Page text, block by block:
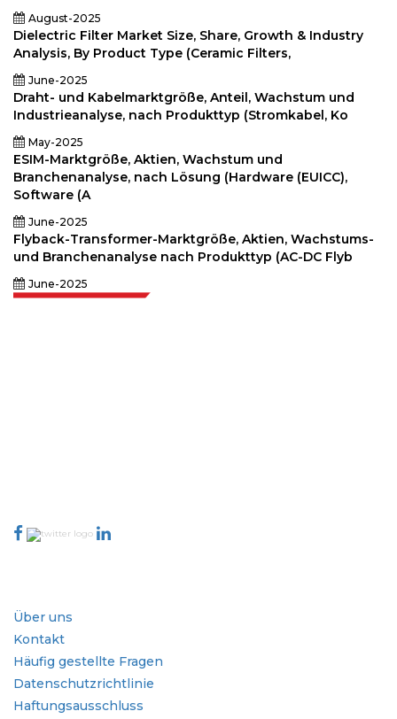
August-2025
Dielectric Filter Market Size, Share, Growth & Industry
Analysis, By Product Type (Ceramic Filters,
June-2025
Draht- und Kabelmarktgröße, Anteil, Wachstum und
Industrieanalyse, nach Produkttyp (Stromkabel, Ko
May-2025
ESIM-Marktgröße, Aktien, Wachstum und
Branchenanalyse, nach Lösung (Hardware (EUICC),
Software (A
June-2025
Flyback-Transformer-Marktgröße, Aktien, Wachstums-
und Branchenanalyse nach Produkttyp (AC-DC Flyb
June-2025
Über uns
Kontakt
Häufig gestellte Fragen
Datenschutzrichtlinie
Haftungsausschluss